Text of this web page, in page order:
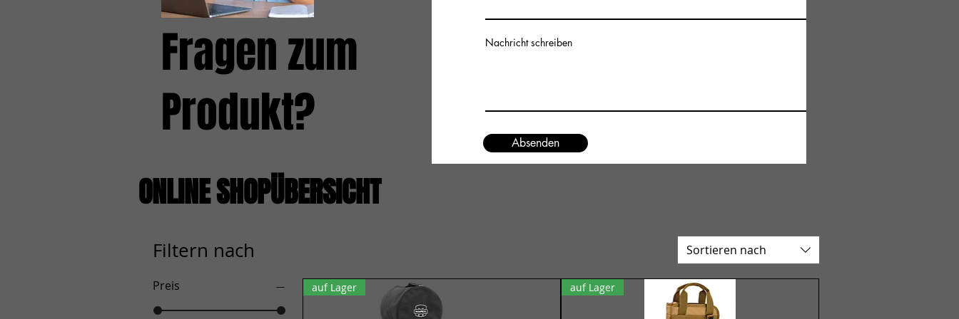
Fragen zum
Produkt?
Nachricht schreiben
Absenden
ONLINE SHOPÜBERSICHT
Filtern nach
Preis
Sortieren nach
auf Lager auf Lager